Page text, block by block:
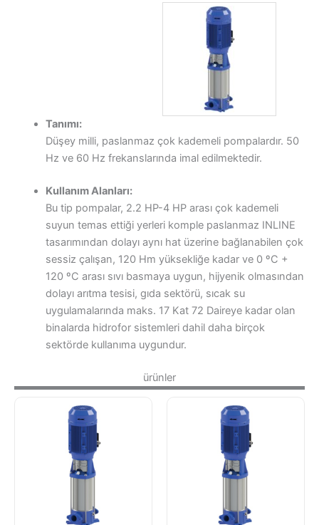
Tanımı:
Düşey milli, paslanmaz çok kademeli pompalardır. 50
Hz ve 60 Hz frekanslarında imal edilmektedir.
Kullanım Alanları:
Bu tip pompalar, 2.2 HP-4 HP arası çok kademeli
suyun temas ettiği yerleri komple paslanmaz INLINE
tasarımından dolayı aynı hat üzerine bağlanabilen çok
sessiz çalışan, 120 Hm yüksekliğe kadar ve 0 ºC +
120 ºC arası sıvı basmaya uygun, hijyenik olmasından
dolayı arıtma tesisi, gıda sektörü, sıcak su
uygulamalarında maks. 17 Kat 72 Daireye kadar olan
binalarda hidrofor sistemleri dahil daha birçok
sektörde kullanıma uygundur.
ürünler